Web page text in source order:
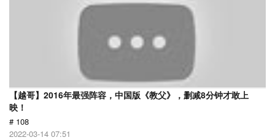
【越哥】2016年最强阵容，中国版《教父》，删减8分钟才敢上
映！
# 108
2022-03-14 07:51